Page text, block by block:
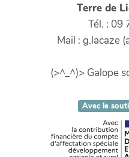
Terre de
Tél. : 09
Mail : g.lacaze
(>^_^)> Galope
Avec le